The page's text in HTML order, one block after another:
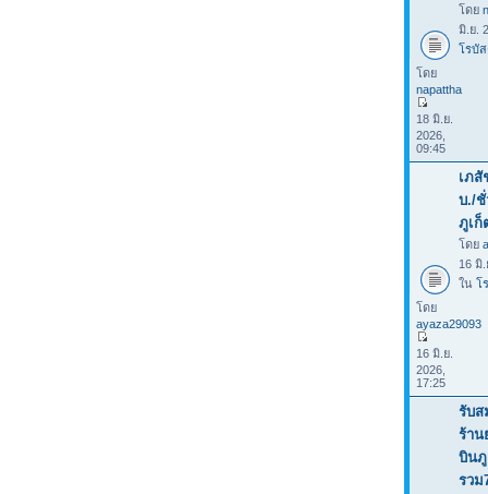
โดย
มิ.ย.
โรบั
โดย
napattha
18 มิ.ย.
2026,
09:45
เภสั
บ./ชั่
ภูเก็
โดย
16 มิ.
ใน โ
โดย
ayaza29093
16 มิ.ย.
2026,
17:25
รับส
ร้าน
บินภู
รวม